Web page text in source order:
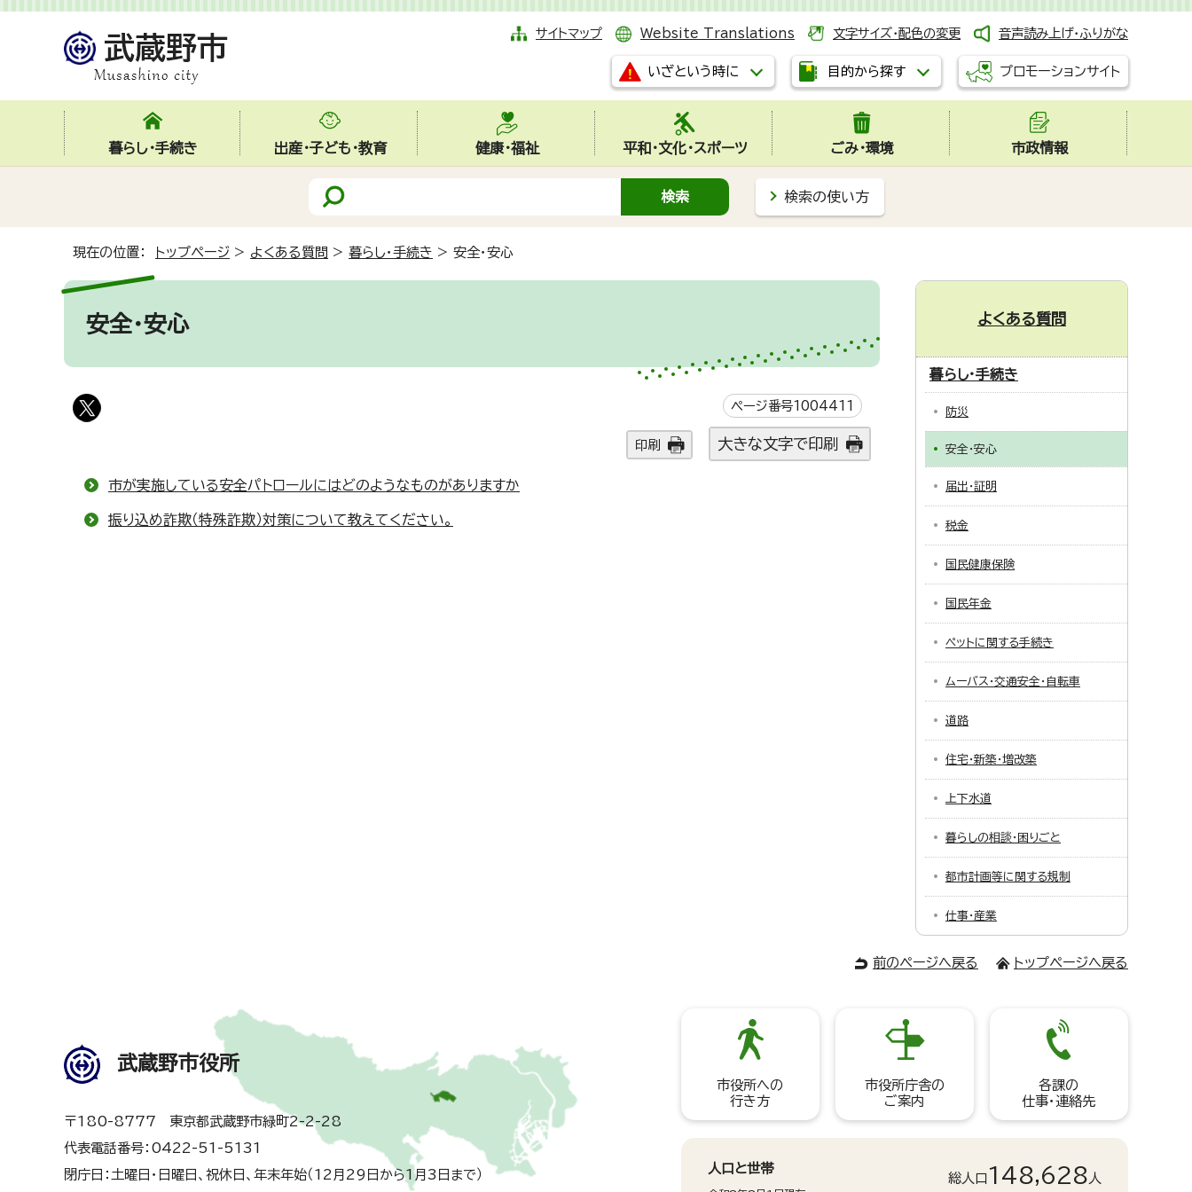
サイトマップ Website Translations 文字サイズ・配色の変更 音声読み上げ・ふりがな
いざという時に 目的から探す プロモーションサイト
暮らし・手続き 出産・子ども・教育 健康・福祉 平和・文化・スポーツ ごみ・環境 市政情報
検索の使い方
現在の位置： トップページ > よくある質問 > 暮らし・手続き > 安全・安心
安全・安心
ページ番号1004411
印刷 大きな文字で印刷
市が実施している安全パトロールにはどのようなものがありますか
振り込め詐欺（特殊詐欺）対策について教えてください。
よくある質問
暮らし・手続き
防災
安全・安心
届出・証明
税金
国民健康保険
国民年金
ペットに関する手続き
ムーバス・交通安全・自転車
道路
住宅・新築・増改築
上下水道
暮らしの相談・困りごと
都市計画等に関する規制
仕事・産業
前のページへ戻る トップページへ戻る
武蔵野市役所
〒180-8777 東京都武蔵野市緑町2-2-28
代表電話番号：0422-51-5131
閉庁日：土曜日・日曜日、祝休日、年末年始（12月29日から1月3日まで）
市役所への
行き方
市役所庁舎の
ご案内
各課の
仕事・連絡先
人口と世帯
総人口 148,628 人